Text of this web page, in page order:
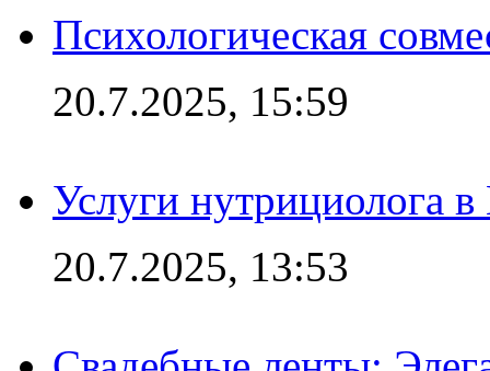
Психологическая
20.7.2025, 15:59
Услуги нутрициолога
20.7.2025, 13:53